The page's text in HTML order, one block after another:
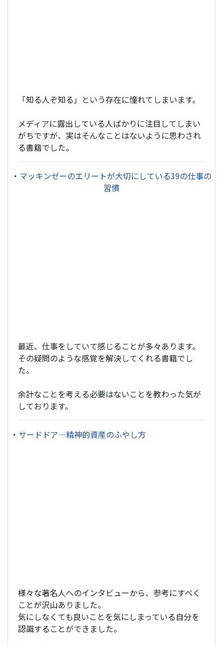
「知る人ぞ知る」という存在に憧れてしまいます。
メディアに露出している人ばかりに注目してしまい
がちですが、実はそんなことはないように思わされ
る書籍でした。
・ マッキンゼーのエリートが大切にしている39の仕事の
習慣
最近、仕事をしていて感じることが多々あります。
その疑問のような感覚を解決してくれる書籍でし
た。
余計なことを考える必要はないことを教わった気が
しております。
・ サードドア―精神的資産のふやし方
様々な著名人へのインタビューから、参考にすべく
ことが沢山ありました。
気にしなくても良いことを気にしまっている自分を
認識することができました。